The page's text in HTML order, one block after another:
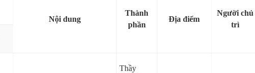
Nội dung
Thành
phần
Địa điểm
Người chủ
trì
Thầy